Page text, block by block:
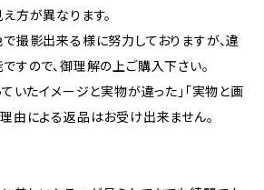
方が異なります。
撮影出来る様に努力しておりますが、違
すので、御理解の上ご購入下さい。
ていたイメージと実物が違った｣｢実物と画
由による返品はお受け出来ません。